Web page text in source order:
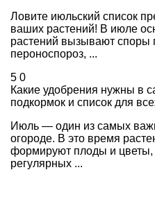
Ловите июльский список
ваших растений! В июле
растений вызывают
пероноспороз, ...
5 0
Какие удобрения нужны в
подкормок и список для
Июль — один из самых
огороде. В это время
формируют плоды и цветы,
регулярных ...